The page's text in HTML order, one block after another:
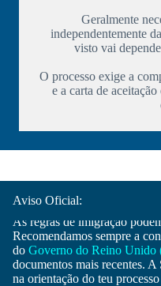
Geralmente
independentemente
visto vai
O processo exige a
e a carta de
Aviso Oficial:
As regras de imigração
Recomendamos sempre a
do Governo do Reino
documentos mais recentes.
na orientação do teu